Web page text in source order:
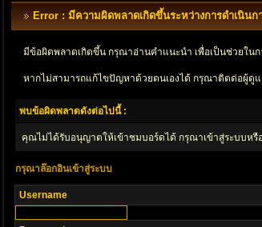
Error : มีความผิดพลาดเกิดขึ้นระหว่างการดำเนินก
มีข้อผิดพลาดเกิดขึ้น กรุณาอ่านคำแนะนำ เพื่อเป็นช่วยใน
หากไม่สามารถแก้ไขปัญหาด้วยตนเองได้ กรุณาติตด่อผู้ดู
พบข้อผิดพลาดดังต่อไปนี้ :
คุณไม่ได้รับอนุญาตให้เข้าชมบอร์ดได้ กรุณาเข้าสู่ระบบหรื
กรุณาล๊อกอินเข้าสู่ระบบ
Username